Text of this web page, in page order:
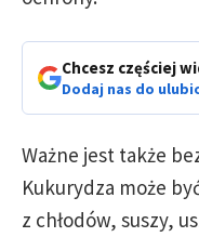
Chcesz częściej
Dodaj nas do
Ważne jest także
Kukurydza może
z chłodów, suszy,